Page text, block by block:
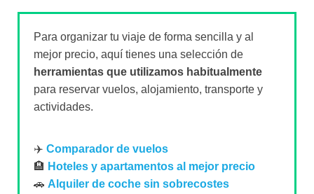
Para organizar tu viaje de forma sencilla y al
mejor precio, aquí tienes una selección de
herramientas que utilizamos habitualmente
para reservar vuelos, alojamiento, transporte y
actividades.
✈️ Comparador de vuelos
🏨 Hoteles y apartamentos al mejor precio
🚗 Alquiler de coche sin sobrecostes